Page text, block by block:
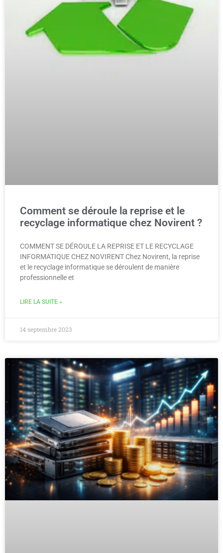
Comment se déroule la reprise et le
recyclage informatique chez Novirent ?
COMMENT SE DÉROULE LA REPRISE ET LE RECYCLAGE
INFORMATIQUE CHEZ NOVIRENT Chez Novirent, la reprise
et le recyclage informatique se déroulent de manière
professionnelle et
LIRE LA SUITE »
14 septembre 2023